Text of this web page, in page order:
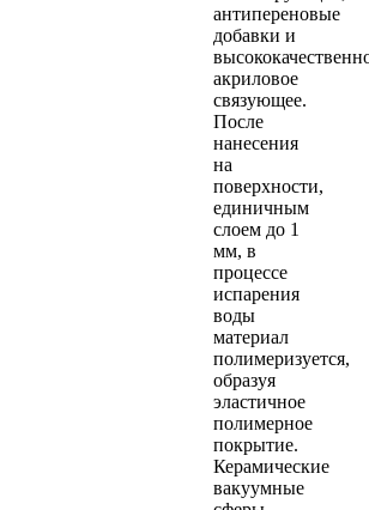
антипереновые
добавки и
акриловое
связующее.
После
нанесения
на
поверхности,
единичным
слоем до 1
мм, в
процессе
испарения
воды
материал
полимеризуется,
образуя
эластичное
полимерное
покрытие.
Керамические
вакуумные